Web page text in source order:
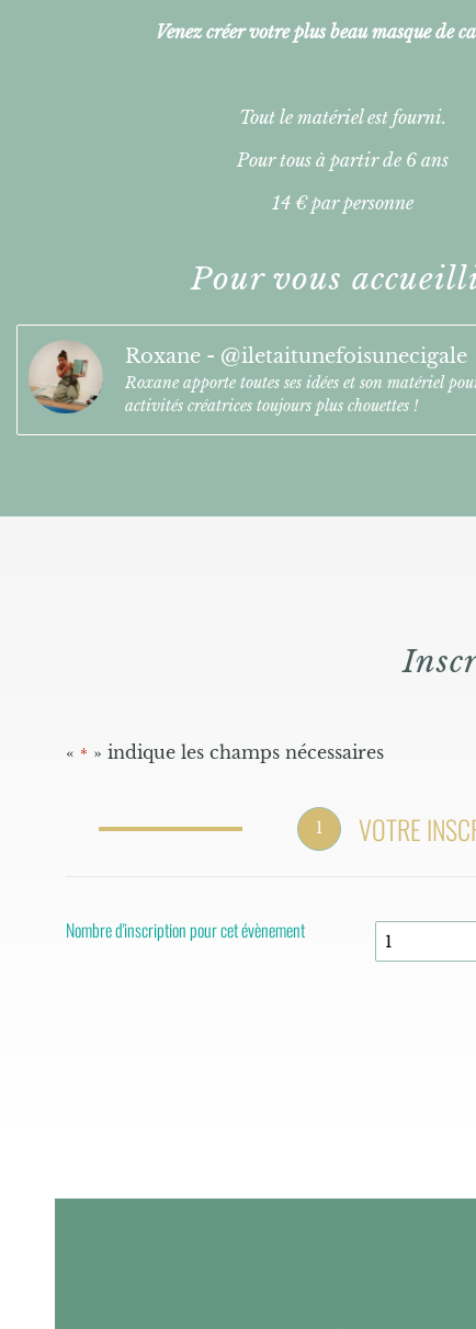
Venez créer votre plus beau masque de
Tout le matériel est fourni.
Pour tous à partir de 6 ans
14 € par personne
Pour vous
Roxane - @iletaitunefoisunecigale
Roxane apporte toutes ses idées et son matériel
activités créatrices toujours plus chouettes !
« * » indique les champs nécessaires
1 VOTRE
Nombre d'inscription pour cet évènement